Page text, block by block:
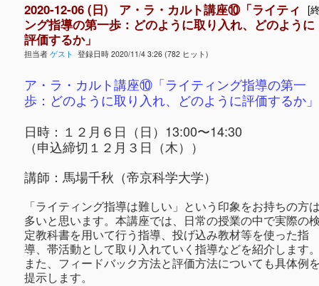
[
2020-12-06 (日) ア・ラ・カルト講座⑩「ライティ
ング指導の第一歩：どのように取り入れ、どのように
評価するか」
担当者 ゲスト 登録日時 2020/11/4 3:26 (782 ヒット)
ア・ラ・カルト講座⑩「ライティング指導の第一
歩：どのように取り入れ、どのように評価するか」
日時：１２月６日（日）13:00〜14:30
（申込締切１２月３日（木））
講師：馬場千秋（帝京科学大学）
「ライティング指導は難しい」という印象をお持ちの方
多いと思います。本講座では、日常の授業の中で実際の
定教科書を用いて行う指導、投げ込み教材等を使った指
導、帯活動として取り入れていく指導などを紹介します
また、フィードバック方法と評価方法についても具体例
提示します。